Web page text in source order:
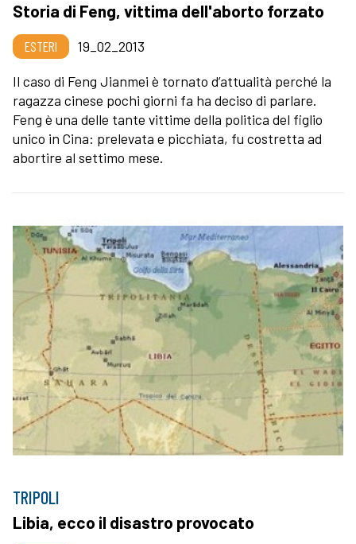
Storia di Feng, vittima dell'aborto forzato
ESTERI
19_02_2013
Il caso di Feng Jianmei è tornato d’attualità perché la
ragazza cinese pochi giorni fa ha deciso di parlare.
Feng è una delle tante vittime della politica del figlio
unico in Cina: prelevata e picchiata, fu costretta ad
abortire al settimo mese.
TRIPOLI
Libia, ecco il disastro provocato